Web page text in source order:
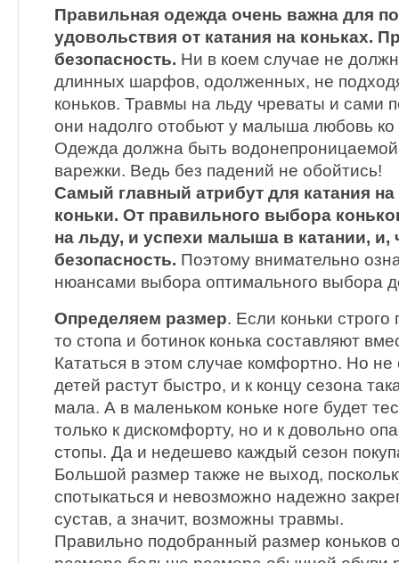
Правильная одежда очень важна для
удовольствия от катания на коньках.
безопасность. Ни в коем случае не
длинных шарфов, одолженных, не
коньков. Травмы на льду чреваты и сами
они надолго отобьют у малыша любовь ко
Одежда должна быть
варежки. Ведь без падений не обойтись!
Самый главный атрибут для катания на
коньки. От правильного выбора
на льду, и успехи малыша в катании, и,
безопасность. Поэтому внимательно
нюансами выбора оптимального выбора
Определяем размер. Если коньки
то стопа и ботинок конька составляют
Кататься в этом случае комфортно. Но не
детей растут быстро, и к концу сезона
мала. А в маленьком коньке ноге будет
только к дискомфорту, но и к довольно
стопы. Да и недешево каждый сезон
Большой размер также не выход,
спотыкаться и невозможно надежно
сустав, а значит, возможны травмы.
Правильно подобранный размер коньков